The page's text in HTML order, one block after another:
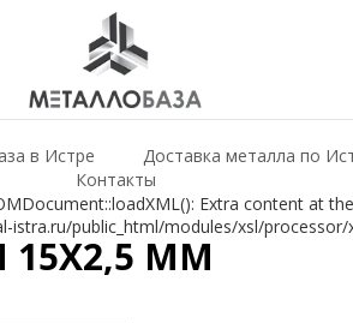
Extra content at
public_html/modules/xsl/processor/
15Х2,5 ММ
в Истре Доставка металла по
Контакты